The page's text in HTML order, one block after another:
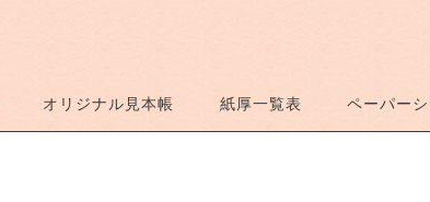
オリジナル見本帳 紙厚一覧表 ペーパー